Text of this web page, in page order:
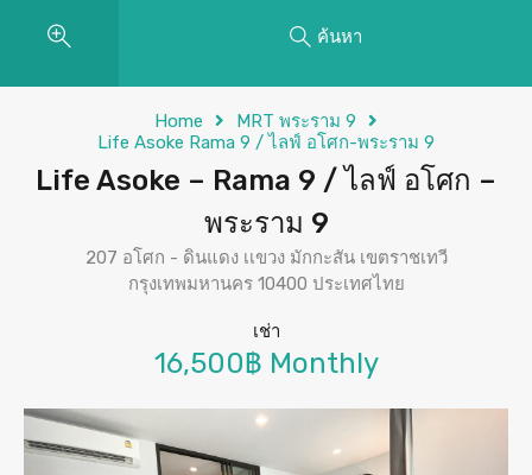
ค้นหา
Home
MRT พระราม 9
Life Asoke Rama 9 / ไลฟ์ อโศก-พระราม 9
Life Asoke – Rama 9 / ไลฟ์ อโศก –
พระราม 9
207 อโศก - ดินแดง เเขวง มักกะสัน เขตราชเทวี
กรุงเทพมหานคร 10400 ประเทศไทย
เช่า
16,500฿ Monthly